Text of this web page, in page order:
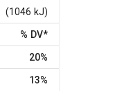
(1046 kJ)
% DV*
20%
13%